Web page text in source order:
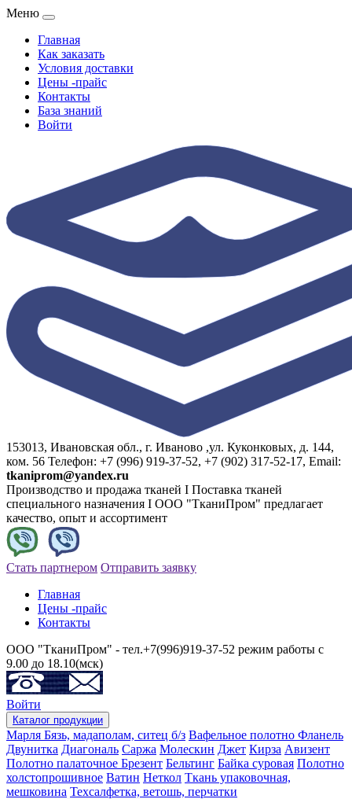
Меню
Главная
Как заказать
Условия доставки
Цены -прайс
Контакты
База знаний
Войти
153013, Ивановская обл., г. Иваново ,ул. Куконковых, д. 144,
ком. 56 Телефон: +7 (996) 919-37-52, +7 (902) 317-52-17, Email:
tkaniprom@yandex.ru
Производство и продажа тканей I Поставка тканей
специального назначения I ООО "ТканиПром" предлагает
качество, опыт и ассортимент
Стать партнером Отправить заявку
Главная
Цены -прайс
Контакты
ООО "ТканиПром" - тел.+7(996)919-37-52 режим работы с
9.00 до 18.10(мск)
Войти
Каталог продукции
Марля Бязь, мадаполам, ситец б/з Вафельное полотно Фланель
Двунитка Диагональ Саржа Молескин Джет Кирза Авизент
Полотно палаточное Брезент Бельтинг Байка суровая Полотно
холстопрошивное Ватин Неткол Ткань упаковочная,
мешковина Техсалфетка, ветошь, перчатки